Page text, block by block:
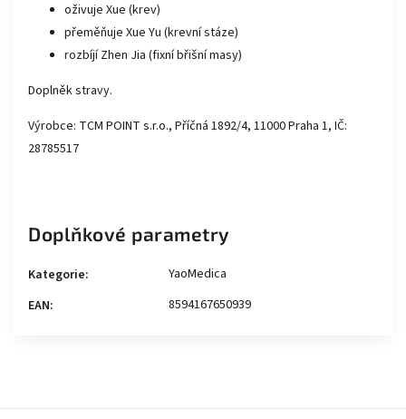
oživuje Xue (krev)
přeměňuje Xue Yu (krevní stáze)
rozbíjí Zhen Jia (fixní břišní masy)
Doplněk stravy.
Výrobce: TCM POINT s.r.o., Příčná 1892/4, 11000 Praha 1, IČ:
28785517
Doplňkové parametry
Kategorie:
YaoMedica
EAN: 8594167650939